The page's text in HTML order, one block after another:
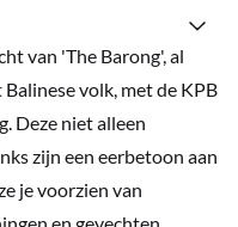
van 'The Barong', al
volk, met de KPB
Deze niet alleen
zijn een eerbetoon aan
je voorzien van